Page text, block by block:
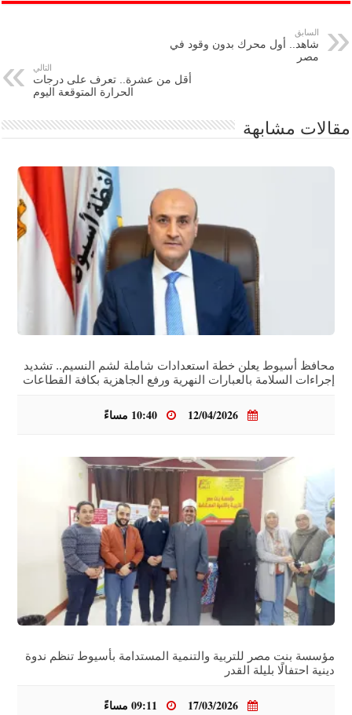
السابق
شاهد.. أول محرك بدون وقود في
مصر
التالي
أقل من عشرة.. تعرف على درجات
الحرارة المتوقعة اليوم
مقالات مشابهة
محافظ أسيوط يعلن خطة استعدادات شاملة لشم النسيم.. تشديد
إجراءات السلامة بالعبارات النهرية ورفع الجاهزية بكافة القطاعات
مؤسسة بنت مصر للتربية والتنمية المستدامة بأسيوط تنظم ندوة
دينية احتفالًا بليلة القدر